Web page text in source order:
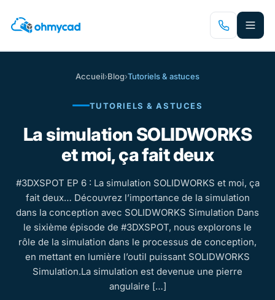
au
Accueil›Blog›Tutoriels & astuces
TUTORIELS & ASTUCES
La simulation SOLIDWORKS
et moi, ça fait deux
#3DXSPOT EP 6 : La simulation SOLIDWORKS et moi, ça
fait deux… Découvrez l’importance de la simulation
dans la conception avec SOLIDWORKS Simulation Dans
le sixième épisode de #3DXSPOT, nous explorons le
rôle de la simulation dans le processus de conception,
en mettant en lumière l’outil puissant SOLIDWORKS
Simulation.La simulation est devenue une pierre
angulaire […]